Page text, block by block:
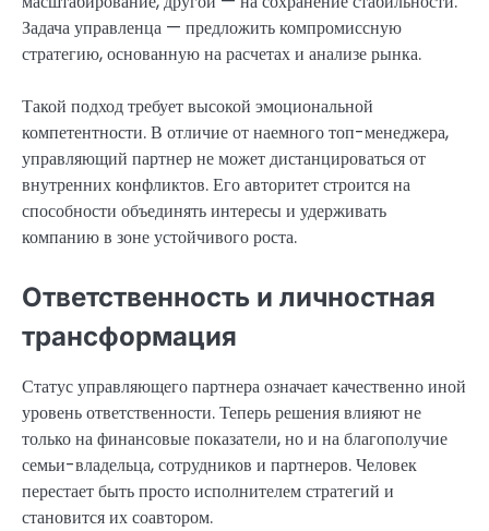
Задача управленца — предложить компромиссную
стратегию, основанную на расчетах и анализе рынка.
Такой подход требует высокой эмоциональной
компетентности. В отличие от наемного топ-менеджера,
управляющий партнер не может дистанцироваться от
внутренних конфликтов. Его авторитет строится на
способности объединять интересы и удерживать
компанию в зоне устойчивого роста.
Ответственность и личностная
трансформация
Статус управляющего партнера означает качественно иной
уровень ответственности. Теперь решения влияют не
только на финансовые показатели, но и на благополучие
семьи-владельца, сотрудников и партнеров. Человек
перестает быть просто исполнителем стратегий и
становится их соавтором.